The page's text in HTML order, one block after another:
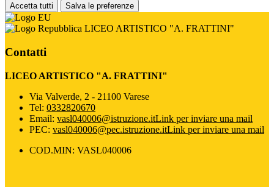
Accetta tutti Salva le preferenze
LICEO ARTISTICO "A. FRATTINI"
Contatti
LICEO ARTISTICO "A. FRATTINI"
Via Valverde, 2 - 21100 Varese
Tel: 0332820670
Email: vasl040006@istruzione.itLink per inviare una mail
PEC: vasl040006@pec.istruzione.itLink per inviare una mail
COD.MIN: VASL040006